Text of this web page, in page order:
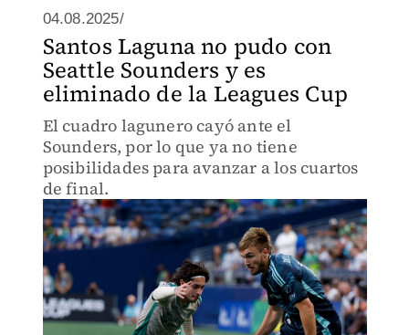
04.08.2025/
Santos Laguna no pudo con
Seattle Sounders y es
eliminado de la Leagues Cup
El cuadro lagunero cayó ante el
Sounders, por lo que ya no tiene
posibilidades para avanzar a los cuartos
de final.